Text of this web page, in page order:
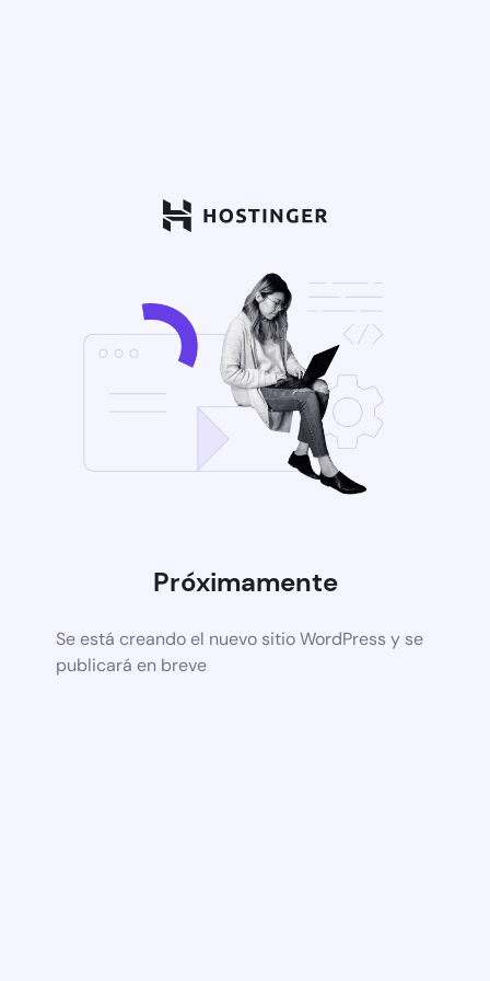
Próximamente
Se está creando el nuevo sitio WordPress y se
publicará en breve